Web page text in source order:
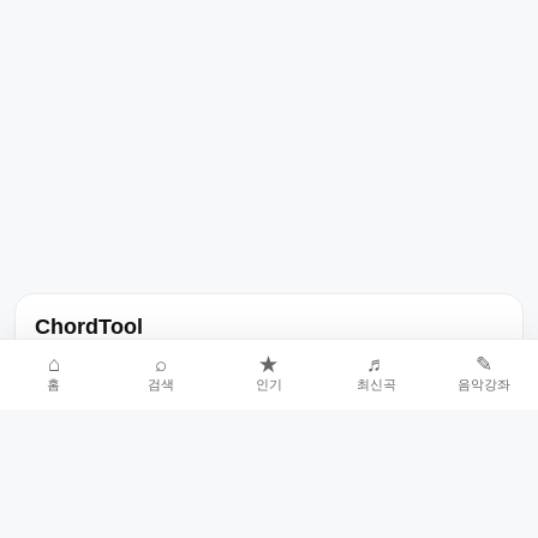
ChordTool
노래 가사, 곡 정보, 코드, 악보를 한곳에서 찾을 수 있는 음악 정보
서비스입니다.
⌂
홈
⌕
검색
★
인기
♬
최신곡
✎
음악강좌